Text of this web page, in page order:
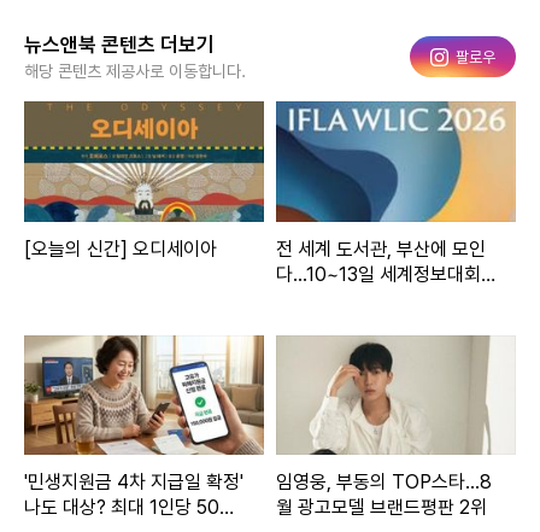
뉴스앤북 콘텐츠 더보기
해당 콘텐츠 제공사로 이동합니다.
팔로우
[오늘의 신간] 오디세이아
전 세계 도서관, 부산에 모인
다...10~13일 세계정보대회
'민생지원금 4차 지급일 확정'
나도 대상? 최대 1인당 50만
임영웅, 부동의 TOP스타...8
월 광고모델 브랜드평판 2위